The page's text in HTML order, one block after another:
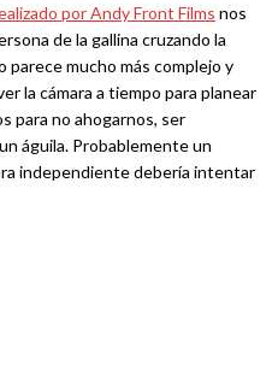
por Andy Front Films nos
de la gallina cruzando la
parece mucho más complejo y
la cámara a tiempo para planear
para no ahogarnos, ser
águila. Probablemente un
independiente debería intentar